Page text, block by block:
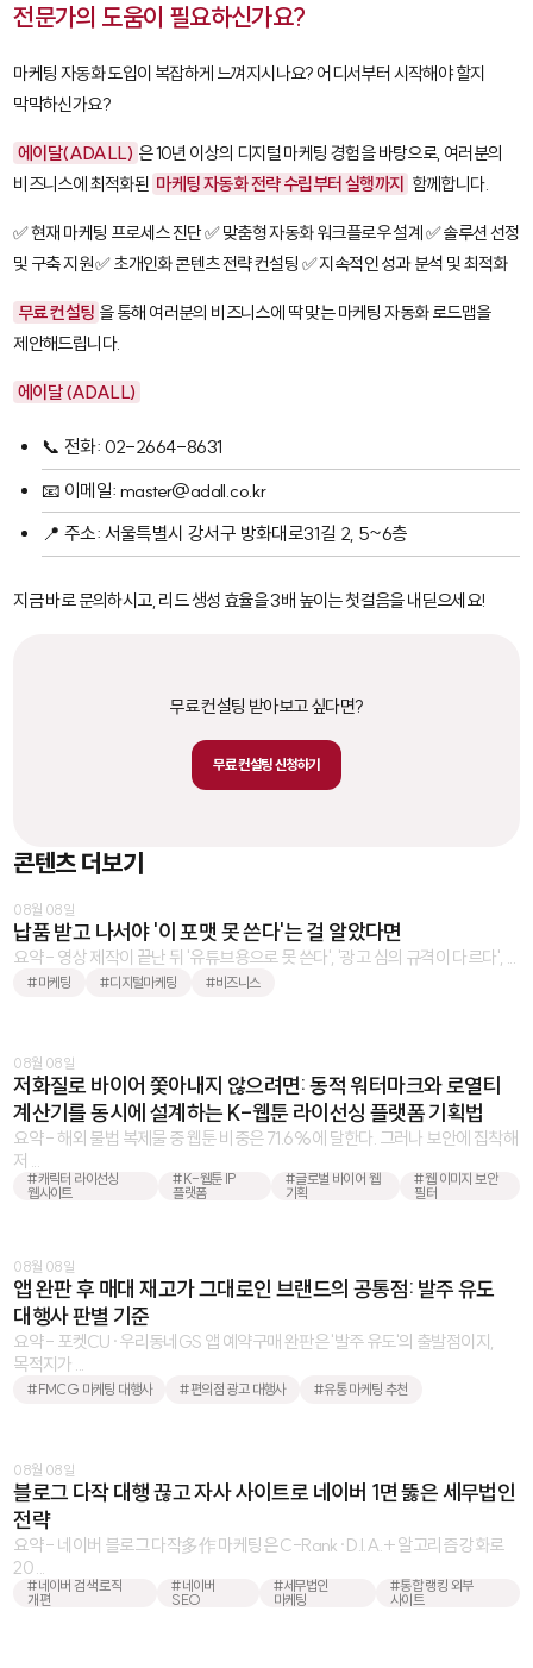
전문가의 도움이 필요하신가요?
마케팅 자동화 도입이 복잡하게 느껴지시나요? 어디서부터 시작해야 할지
막막하신가요?
에이달(ADALL) 은 10년 이상의 디지털 마케팅 경험을 바탕으로, 여러분의
비즈니스에 최적화된 마케팅 자동화 전략 수립부터 실행까지 함께합니다.
✅ 현재 마케팅 프로세스 진단 ✅ 맞춤형 자동화 워크플로우 설계 ✅ 솔루션 선정
및 구축 지원 ✅ 초개인화 콘텐츠 전략 컨설팅 ✅ 지속적인 성과 분석 및 최적화
무료 컨설팅 을 통해 여러분의 비즈니스에 딱 맞는 마케팅 자동화 로드맵을
제안해드립니다.
에이달 (ADALL)
📞 전화: 02-2664-8631
📧 이메일: master@adall.co.kr
📍 주소: 서울특별시 강서구 방화대로31길 2, 5~6층
지금 바로 문의하시고, 리드 생성 효율을 3배 높이는 첫걸음을 내딛으세요!
무료 컨설팅 받아보고 싶다면?
무료 컨설팅 신청하기
콘텐츠 더보기
08월 08일
납품 받고 나서야 '이 포맷 못 쓴다'는 걸 알았다면
요약 - 영상 제작이 끝난 뒤 '유튜브용으로 못 쓴다', '광고 심의 규격이 다르다', ...
#마케팅 #디지털마케팅 #비즈니스
08월 08일
저화질로 바이어 쫓아내지 않으려면: 동적 워터마크와 로열티
계산기를 동시에 설계하는 K-웹툰 라이선싱 플랫폼 기획법
요약 - 해외 불법 복제물 중 웹툰 비중은 71.6%에 달한다. 그러나 보안에 집착해
저 ...
#캐릭터 라이선싱
웹사이트
#K-웹툰 IP
플랫폼
#글로벌 바이어 웹
기획
#웹 이미지 보안
필터
08월 08일
앱 완판 후 매대 재고가 그대로인 브랜드의 공통점: 발주 유도
대행사 판별 기준
요약 - 포켓CU·우리동네GS 앱 예약구매 완판은 '발주 유도'의 출발점이지,
목적지가 ...
#FMCG 마케팅 대행사 #편의점 광고 대행사 #유통 마케팅 추천
08월 08일
블로그 다작 대행 끊고 자사 사이트로 네이버 1면 뚫은 세무법인
전략
요약 - 네이버 블로그 다작多作 마케팅은 C-Rank·D.I.A.+ 알고리즘 강화로
20 ...
#네이버 검색 로직
개편
#네이버
SEO
#세무법인
마케팅
#통합 랭킹 외부
사이트